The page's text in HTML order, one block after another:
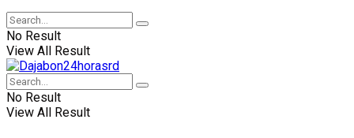
No Result
View All Result
No Result
View All Result